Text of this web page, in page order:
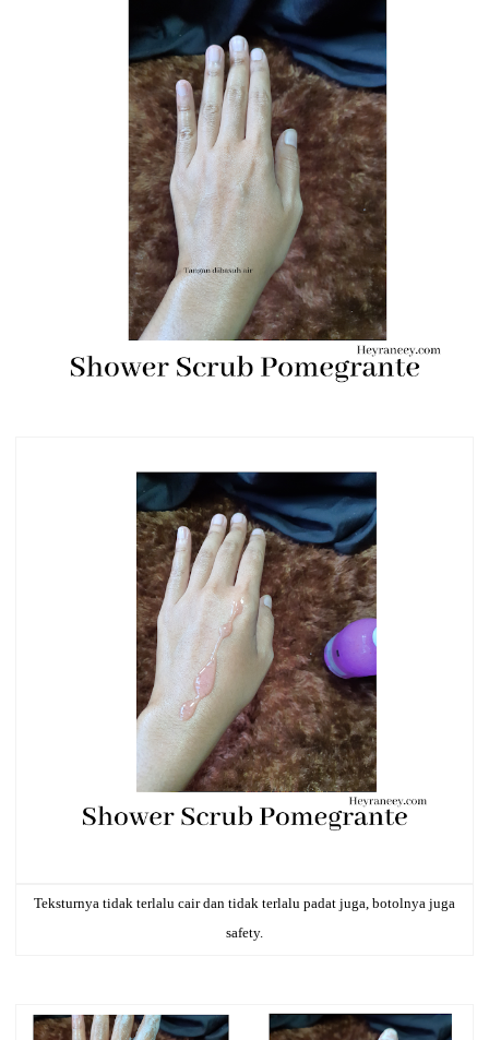
Teksturnya tidak terlalu cair dan tidak terlalu padat juga, botolnya juga
safety.